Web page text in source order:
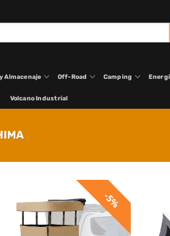
Almacenaje Off-Road Camping
Volcano Industrial
5%